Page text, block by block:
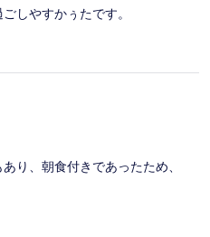
しやすかぅたです。
り、朝食付きであったため、